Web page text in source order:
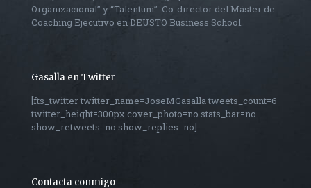
Organizacional” y “Talentum”. Co-director del Máster de
Coaching Ejecutivo en DEUSTO Business School.
Gasalla en Twitter
[fts_twitter twitter_name=JoseMGasalla tweets_count=6
twitter_height=300px cover_photo=no stats_bar=no
show_retweets=no show_replies=no]
Contacta conmigo